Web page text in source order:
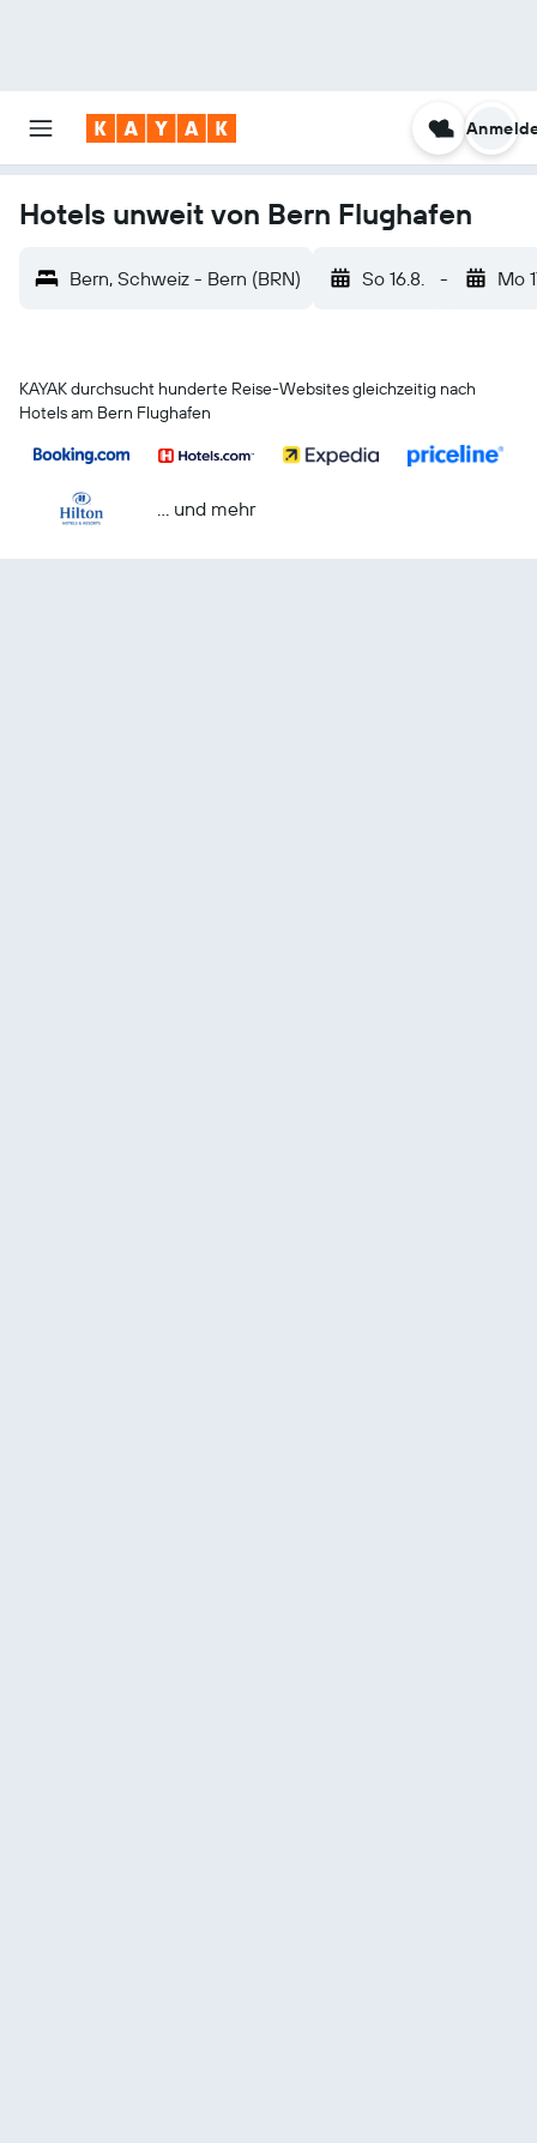
Hotels unweit von Bern Flughafen
Bern, Schweiz - Bern (BRN) So 16.8. - Mo
KAYAK durchsucht hunderte Reise-Websites gleichzeitig nach
Hotels am Bern Flughafen
… und mehr